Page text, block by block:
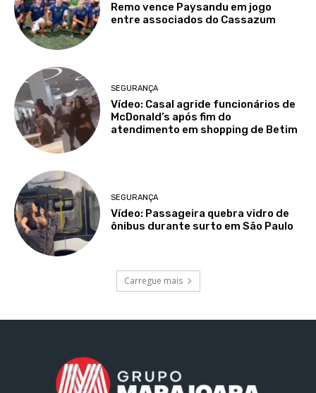
Remo vence Paysandu em jogo
entre associados do Cassazum
SEGURANÇA
Vídeo: Casal agride funcionários de
McDonald’s após fim do
atendimento em shopping de Betim
SEGURANÇA
Vídeo: Passageira quebra vidro de
ônibus durante surto em São Paulo
Carregue mais